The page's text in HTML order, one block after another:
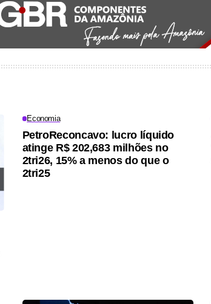
Economia
PetroReconcavo: lucro líquido
atinge R$ 202,683 milhões no
2tri26, 15% a menos do que o
2tri25